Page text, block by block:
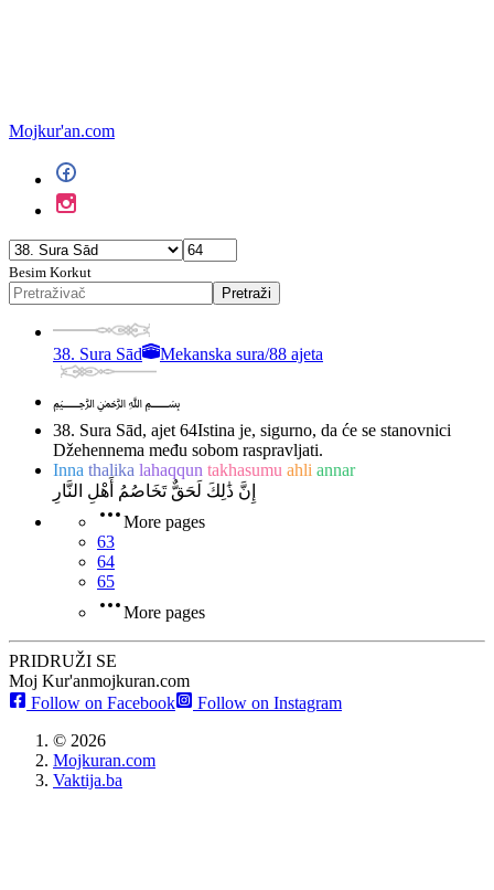
Mojkur'an.com
Besim Korkut
Pretraži
38. Sura Sād Mekanska sura/88 ajeta
﷽
38. Sura Sād, ajet 64Istina je, sigurno, da će se stanovnici
Džehennema među sobom raspravljati.
Inna thalika lahaqqun takhasumu ahli annar
إِنَّ ذَٰلِكَ لَحَقٌّ تَخَاصُمُ أَهْلِ النَّارِ
More pages
63
64
65
More pages
PRIDRUŽI SE
Moj Kur'anmojkuran.com
Follow on Facebook
Follow on Instagram
© 2026
Mojkuran.com
Vaktija.ba